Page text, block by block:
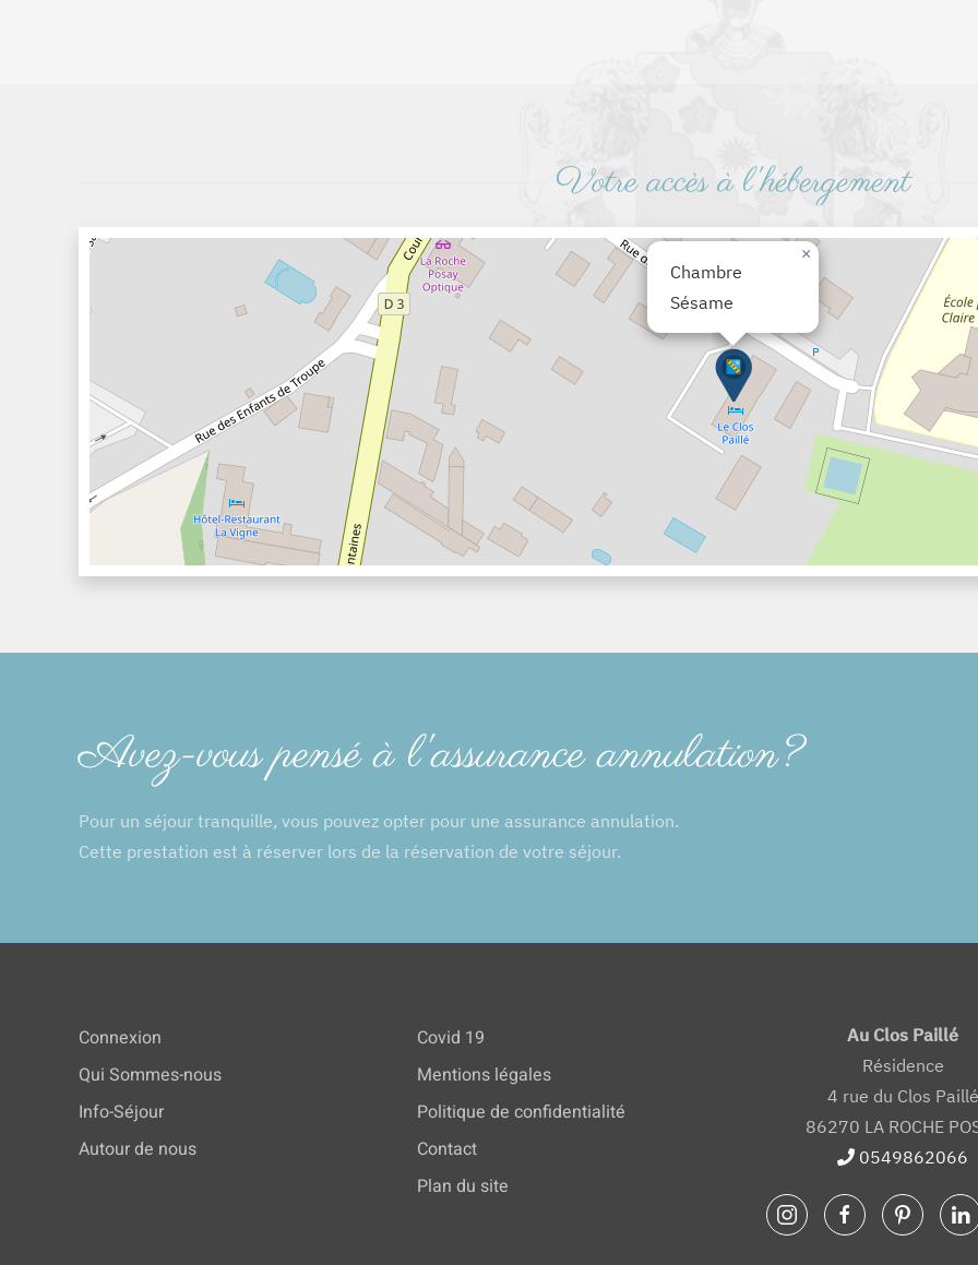
Votre accès à l'hébergement
Chambre
Sésame
×
Avez-vous pensé à l'assurance annulation?
Pour un séjour tranquille, vous pouvez opter pour une assurance annulation.
Cette prestation est à réserver lors de la réservation de votre séjour.
Connexion
Qui Sommes-nous
Info-Séjour
Autour de nous
Covid 19
Mentions légales
Politique de confidentialité
Contact
Plan du site
Au Clos Paillé
Résidence
4 rue du Clos Paillé
86270 LA ROCHE
0549862066